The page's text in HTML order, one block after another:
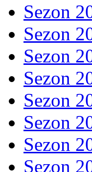
Sezon
Sezon
Sezon
Sezon
Sezon
Sezon
Sezon
Sezon